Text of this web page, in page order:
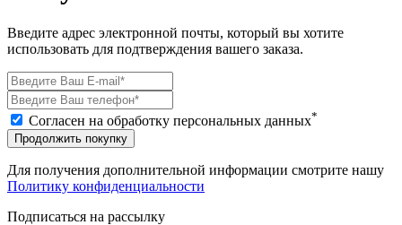
Введите адрес электронной почты, который вы хотите
использовать для подтверждения вашего заказа.
Согласен на обработку персональных данных*
Продолжить покупку
Для получения дополнительной информации смотрите нашу
Политику конфиденциальности
Подписаться на рассылку